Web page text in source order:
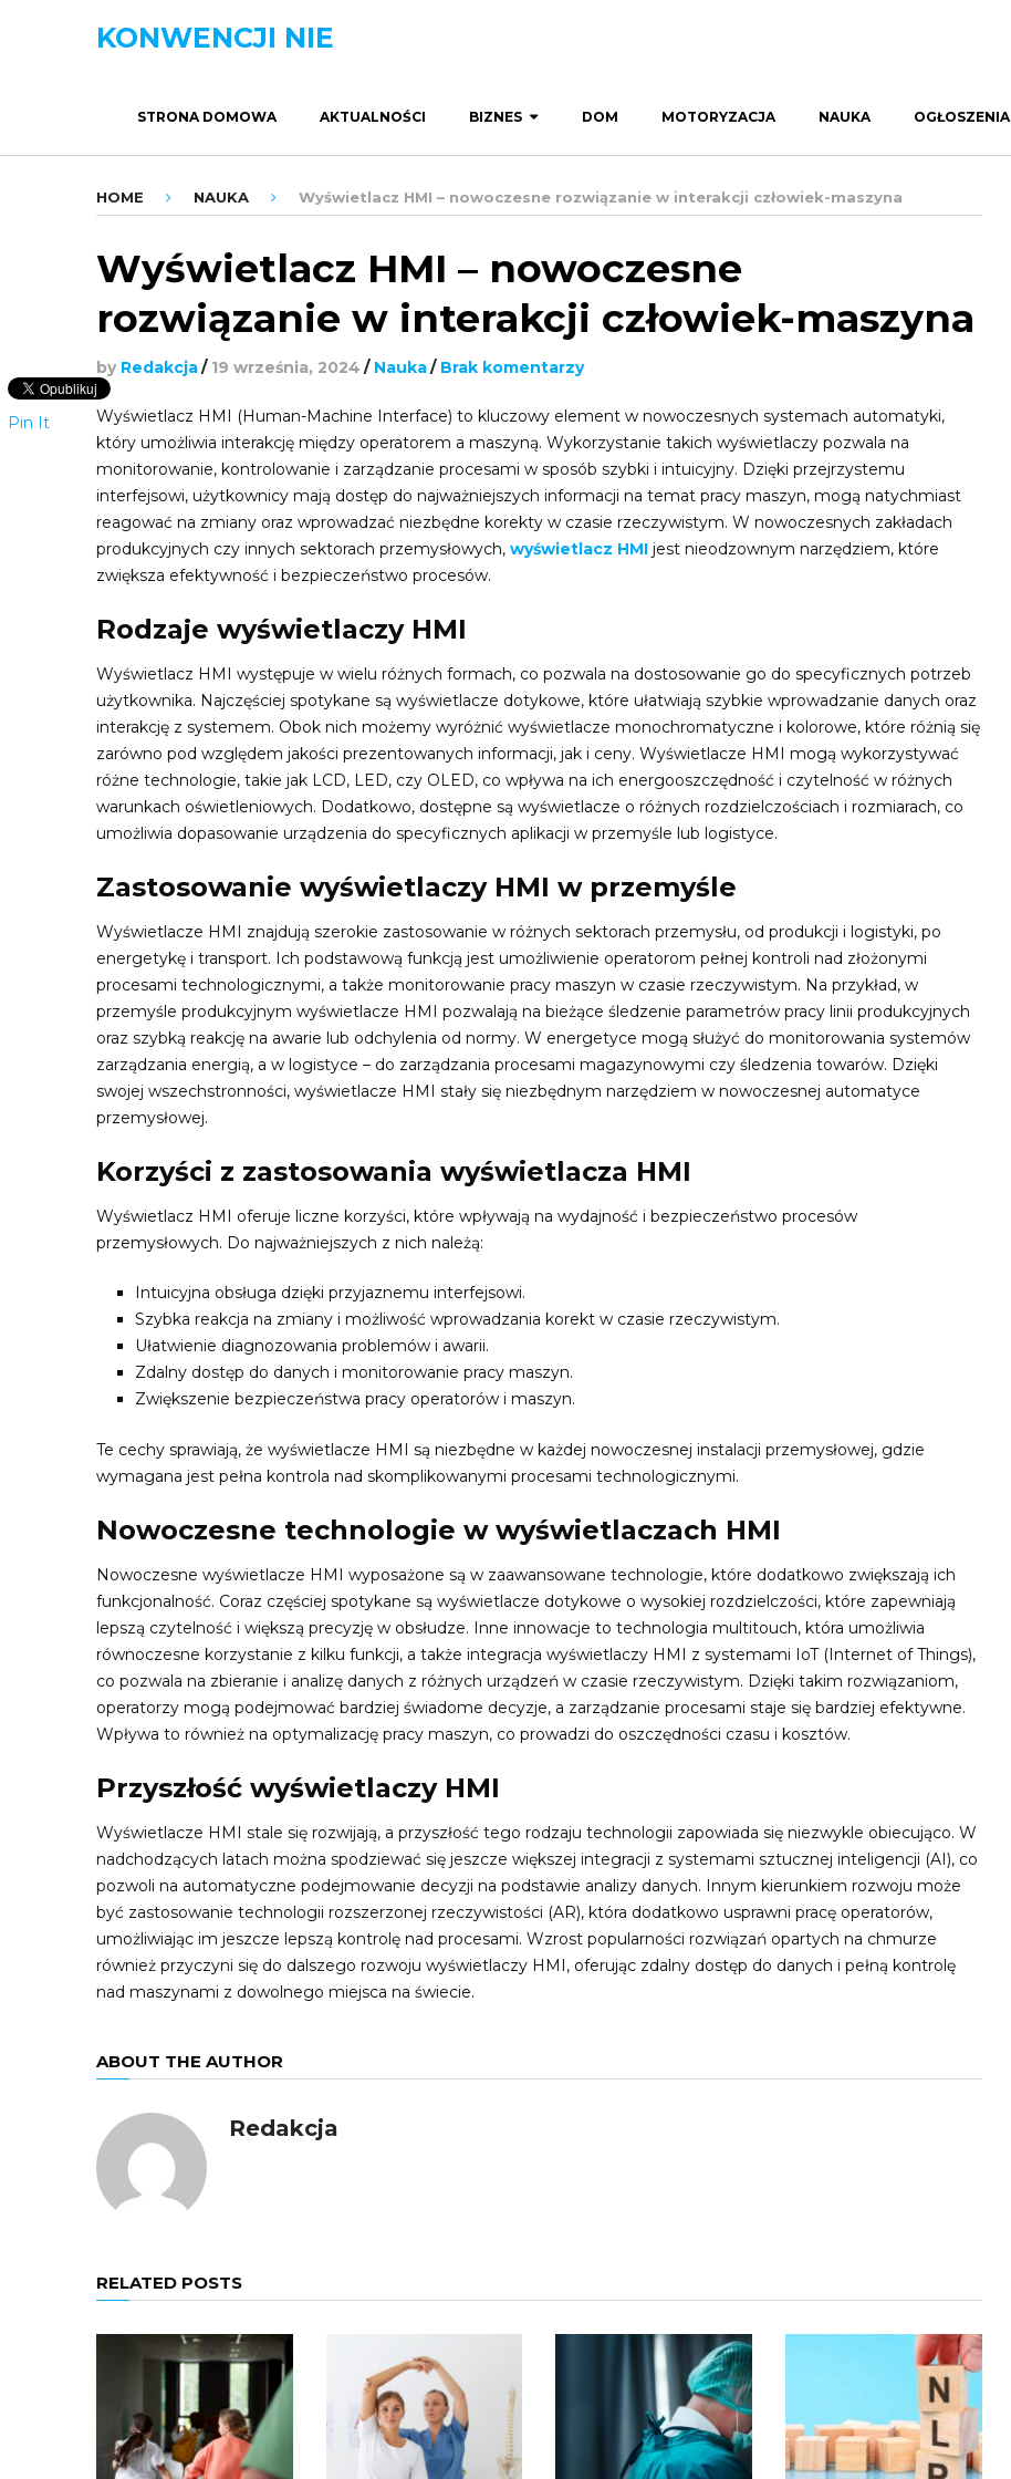
KONWENCJI NIE
STRONA DOMOWA AKTUALNOŚCI BIZNES DOM MOTORYZACJA NAUKA OGŁOSZENIA
HOME NAUKA Wyświetlacz HMI – nowoczesne rozwiązanie w interakcji człowiek-maszyna
Wyświetlacz HMI – nowoczesne
rozwiązanie w interakcji człowiek-maszyna
by Redakcja/ 19 września, 2024 / Nauka/ Brak komentarzy
Wyświetlacz HMI (Human-Machine Interface) to kluczowy element w nowoczesnych systemach automatyki,
który umożliwia interakcję między operatorem a maszyną. Wykorzystanie takich wyświetlaczy pozwala na
monitorowanie, kontrolowanie i zarządzanie procesami w sposób szybki i intuicyjny. Dzięki przejrzystemu
interfejsowi, użytkownicy mają dostęp do najważniejszych informacji na temat pracy maszyn, mogą natychmiast
reagować na zmiany oraz wprowadzać niezbędne korekty w czasie rzeczywistym. W nowoczesnych zakładach
produkcyjnych czy innych sektorach przemysłowych, wyświetlacz HMI jest nieodzownym narzędziem, które
zwiększa efektywność i bezpieczeństwo procesów.
Rodzaje wyświetlaczy HMI
Wyświetlacz HMI występuje w wielu różnych formach, co pozwala na dostosowanie go do specyficznych potrzeb
użytkownika. Najczęściej spotykane są wyświetlacze dotykowe, które ułatwiają szybkie wprowadzanie danych oraz
interakcję z systemem. Obok nich możemy wyróżnić wyświetlacze monochromatyczne i kolorowe, które różnią się
zarówno pod względem jakości prezentowanych informacji, jak i ceny. Wyświetlacze HMI mogą wykorzystywać
różne technologie, takie jak LCD, LED, czy OLED, co wpływa na ich energooszczędność i czytelność w różnych
warunkach oświetleniowych. Dodatkowo, dostępne są wyświetlacze o różnych rozdzielczościach i rozmiarach, co
umożliwia dopasowanie urządzenia do specyficznych aplikacji w przemyśle lub logistyce.
Zastosowanie wyświetlaczy HMI w przemyśle
Wyświetlacze HMI znajdują szerokie zastosowanie w różnych sektorach przemysłu, od produkcji i logistyki, po
energetykę i transport. Ich podstawową funkcją jest umożliwienie operatorom pełnej kontroli nad złożonymi
procesami technologicznymi, a także monitorowanie pracy maszyn w czasie rzeczywistym. Na przykład, w
przemyśle produkcyjnym wyświetlacze HMI pozwalają na bieżące śledzenie parametrów pracy linii produkcyjnych
oraz szybką reakcję na awarie lub odchylenia od normy. W energetyce mogą służyć do monitorowania systemów
zarządzania energią, a w logistyce – do zarządzania procesami magazynowymi czy śledzenia towarów. Dzięki
swojej wszechstronności, wyświetlacze HMI stały się niezbędnym narzędziem w nowoczesnej automatyce
przemysłowej.
Korzyści z zastosowania wyświetlacza HMI
Wyświetlacz HMI oferuje liczne korzyści, które wpływają na wydajność i bezpieczeństwo procesów
przemysłowych. Do najważniejszych z nich należą:
Intuicyjna obsługa dzięki przyjaznemu interfejsowi.
Szybka reakcja na zmiany i możliwość wprowadzania korekt w czasie rzeczywistym.
Ułatwienie diagnozowania problemów i awarii.
Zdalny dostęp do danych i monitorowanie pracy maszyn.
Zwiększenie bezpieczeństwa pracy operatorów i maszyn.
Te cechy sprawiają, że wyświetlacze HMI są niezbędne w każdej nowoczesnej instalacji przemysłowej, gdzie
wymagana jest pełna kontrola nad skomplikowanymi procesami technologicznymi.
Nowoczesne technologie w wyświetlaczach HMI
Nowoczesne wyświetlacze HMI wyposażone są w zaawansowane technologie, które dodatkowo zwiększają ich
funkcjonalność. Coraz częściej spotykane są wyświetlacze dotykowe o wysokiej rozdzielczości, które zapewniają
lepszą czytelność i większą precyzję w obsłudze. Inne innowacje to technologia multitouch, która umożliwia
równoczesne korzystanie z kilku funkcji, a także integracja wyświetlaczy HMI z systemami IoT (Internet of Things),
co pozwala na zbieranie i analizę danych z różnych urządzeń w czasie rzeczywistym. Dzięki takim rozwiązaniom,
operatorzy mogą podejmować bardziej świadome decyzje, a zarządzanie procesami staje się bardziej efektywne.
Wpływa to również na optymalizację pracy maszyn, co prowadzi do oszczędności czasu i kosztów.
Przyszłość wyświetlaczy HMI
Wyświetlacze HMI stale się rozwijają, a przyszłość tego rodzaju technologii zapowiada się niezwykle obiecująco. W
nadchodzących latach można spodziewać się jeszcze większej integracji z systemami sztucznej inteligencji (AI), co
pozwoli na automatyczne podejmowanie decyzji na podstawie analizy danych. Innym kierunkiem rozwoju może
być zastosowanie technologii rozszerzonej rzeczywistości (AR), która dodatkowo usprawni pracę operatorów,
umożliwiając im jeszcze lepszą kontrolę nad procesami. Wzrost popularności rozwiązań opartych na chmurze
również przyczyni się do dalszego rozwoju wyświetlaczy HMI, oferując zdalny dostęp do danych i pełną kontrolę
nad maszynami z dowolnego miejsca na świecie.
Pin It
ABOUT THE AUTHOR
Redakcja
RELATED POSTS